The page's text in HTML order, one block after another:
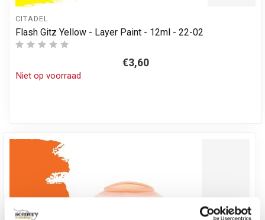
CITADEL
Flash Gitz Yellow - Layer Paint - 12ml - 22-02
€3,60
Niet op voorraad